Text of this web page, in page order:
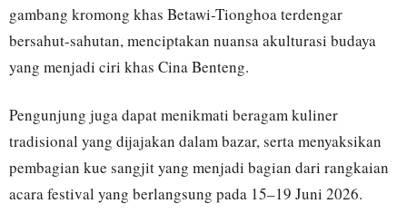
gambang kromong khas Betawi-Tionghoa terdengar
bersahut-sahutan, menciptakan nuansa akulturasi budaya
yang menjadi ciri khas Cina Benteng.
Pengunjung juga dapat menikmati beragam kuliner
tradisional yang dijajakan dalam bazar, serta menyaksikan
pembagian kue sangjit yang menjadi bagian dari rangkaian
acara festival yang berlangsung pada 15–19 Juni 2026.